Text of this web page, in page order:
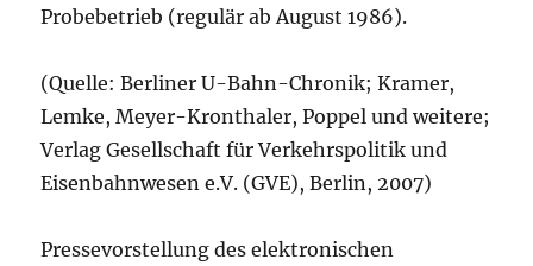
Probebetrieb (regulär ab August 1986).
(Quelle: Berliner U-Bahn-Chronik; Kramer,
Lemke, Meyer-Kronthaler, Poppel und weitere;
Verlag Gesellschaft für Verkehrspolitik und
Eisenbahnwesen e.V. (GVE), Berlin, 2007)
Pressevorstellung des elektronischen